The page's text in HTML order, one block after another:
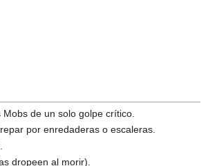
de un solo golpe crítico.
por enredaderas o escaleras.
dropeen al morir).